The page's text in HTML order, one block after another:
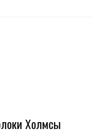
Холмсы